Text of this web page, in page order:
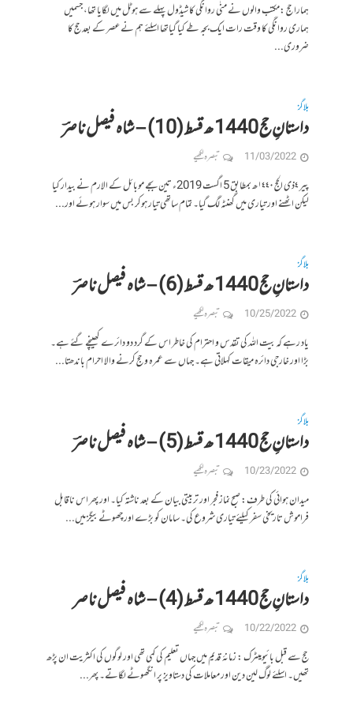
ہمارا حج :مکتب والوں نے منٰی روانگی کا شیڈول پہلے سے ہوٹل میں لگایا تھا، جسمیں
ہماری روانگی کا وقت رات ایک بجہ طے کیا گیاتھا اسلئے ہم نے عصر کے بعد حج کا
ضروری...
بلاگز
داستانِ حج 1440 ھ قسط (10) – شاہ فیصل ناصرؔ
11/03/2022 تبصرہ لکھیے
پیر ٤ذى الحج ١٤٤٠ھ بمطابق 5 اگست 2019ء تین بجے موبائل کے الارم نے بیدار کیا
لیکن اٹھنے اور تیاری میں گھنٹہ لگ گیا۔ تمام ساتھی تیار ہوکر بس میں سوار ہوئے اور...
بلاگز
داستانِ حج 1440 ھ قسط (6) – شاہ فیصل ناصرؔ
10/25/2022 تبصرہ لکھیے
یاد رہے کہ بیت اللہ کی تقدس و احترام کی خاطر اس کے گرد دو دائرے کھینچے گئے ہے۔
بڑا اور خارجی دائرہ میقات کہلاتی ہے۔ جہاں سے عمرہ و حج کرنے والا احرام باندھتا...
بلاگز
داستانِ حج 1440 ھ قسط (5) – شاہ فیصل ناصرؔ
10/23/2022 تبصرہ لکھیے
میدان ہوائی کی طرف: صبح نماز فجر اور تربیتی بیان کے بعد ناشتہ کیا۔ اور پھر اس ناقابل
فراموش تاریخی سفر کیلئے تیاری شروع کی۔ سامان کو بڑے اور چھوٹے بیگز میں...
بلاگز
داستانِ حج 1440 ھ قسط (4) – شاہ فیصل ناصر
10/22/2022 تبصرہ لکھیے
حج سے قبل بائیومیٹرک : زمانۂ قدیم میں جہاں تعلیم کی کمی تھی اور لوگوں کی اکثریت ان پڑھ
تھیں۔ اسلئے لوگ لین دین اور معاملات کی دستاویز پر انگھوٹے لگاتے۔ پھر...